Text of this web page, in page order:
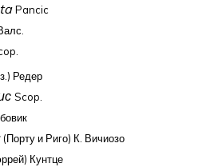
Pancic
Редер
Scop.
(Порту и Риго) К. Вичиозо
Кунтце